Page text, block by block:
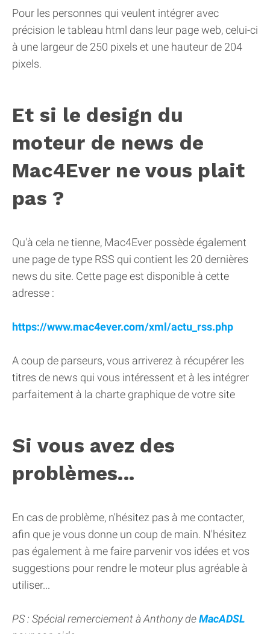
Pour les personnes qui veulent intégrer avec
précision le tableau html dans leur page web, celui-ci
à une largeur de 250 pixels et une hauteur de 204
pixels.
Et si le design du
moteur de news de
Mac4Ever ne vous plait
pas ?
Qu'à cela ne tienne, Mac4Ever possède également
une page de type RSS qui contient les 20 dernières
news du site. Cette page est disponible à cette
adresse :
https://www.mac4ever.com/xml/actu_rss.php
A coup de parseurs, vous arriverez à récupérer les
titres de news qui vous intéressent et à les intégrer
parfaitement à la charte graphique de votre site
Si vous avez des
problèmes...
En cas de problème, n'hésitez pas à me contacter,
afin que je vous donne un coup de main. N'hésitez
pas également à me faire parvenir vos idées et vos
suggestions pour rendre le moteur plus agréable à
utiliser...
PS : Spécial remerciement à Anthony deMacADSL